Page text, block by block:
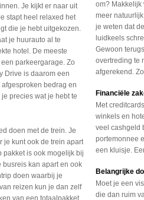
Je kijkt er naar uit
stapt heel relaxed het
die je hebt uitgekozen.
je huurauto al te
hotel. De meeste
parkeergarage. Zo
Drive is daarom een
bedrag en
precies wat je hebt te
doen met de trein. Je
je kunt ook de trein apart
pakket is ook mogelijk bij
busreis kan apart en ook
doen waarbij je
reizen kun je dan zelf
van een totaalpakket
om?
meer
je weten dat
luidkeels
Gewoon
overtreding te
afgerekend.
Financiële
Met
winkels en
veel cashgeld
portemonnee
een kluisje.
Belangrijke
Moet je een
die dan ruim